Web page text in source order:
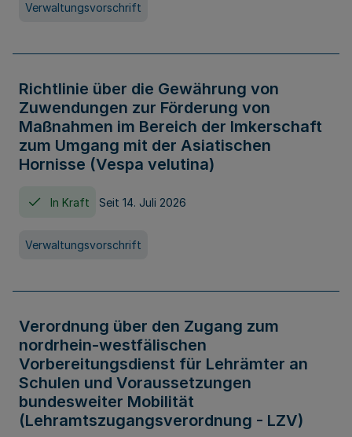
Verwaltungsvorschrift
Richtlinie über die Gewährung von
Zuwendungen zur Förderung von
Maßnahmen im Bereich der Imkerschaft
zum Umgang mit der Asiatischen
Hornisse (Vespa velutina)
In Kraft Seit 14. Juli 2026
Verwaltungsvorschrift
Verordnung über den Zugang zum
nordrhein-westfälischen
Vorbereitungsdienst für Lehrämter an
Schulen und Voraussetzungen
bundesweiter Mobilität
(Lehramtszugangsverordnung - LZV)